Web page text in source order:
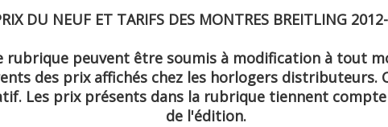
DU NEUF ET TARIFS DES MONTRES BREITLING
rubrique peuvent être soumis à modification à tout
des prix affichés chez les horlogers distributeurs.
Les prix présents dans la rubrique tiennent
de l'édition.